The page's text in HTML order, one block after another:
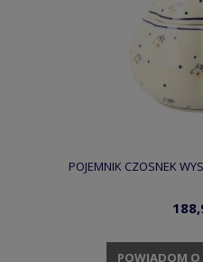
POJEMNIK CZOSNEK
POWIADOM O